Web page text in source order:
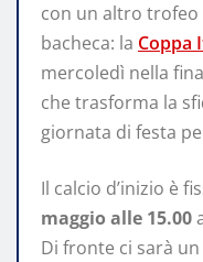
con un altro trofeo
bacheca: la Coppa
mercoledì nella
che trasforma la
giornata di festa
Il calcio d’inizio è
maggio alle 15.00
Di fronte ci sarà